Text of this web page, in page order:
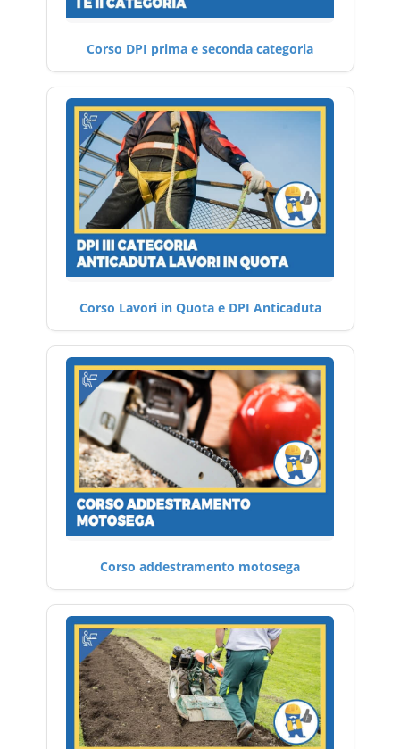
Corso DPI prima e seconda categoria
Corso Lavori in Quota e DPI Anticaduta
Corso addestramento motosega